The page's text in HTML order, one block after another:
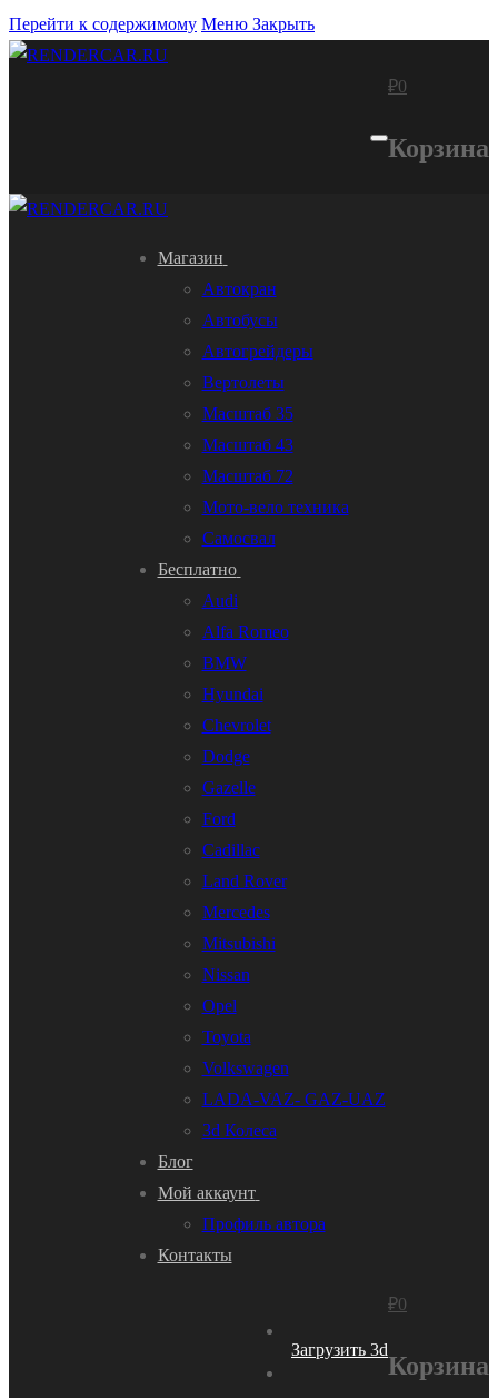
Перейти к содержимому Меню Закрыть
₽0
Корзина
Магазин
Автокран
Автобусы
Автогрейдеры
Вертолеты
Масштаб 35
Масштаб 43
Масштаб 72
Мото-вело техника
Самосвал
Бесплатно
Audi
Alfa Romeo
BMW
Hyundai
Chevrolet
Dodge
Gazelle
Ford
Cadillac
Land Rover
Mercedes
Mitsubishi
Nissan
Opel
Toyota
Volkswagen
LADA-VAZ- GAZ-UAZ
3d Колеса
Блог
Мой аккаунт
Профиль автора
Контакты
Загрузить 3d
₽0
Корзина